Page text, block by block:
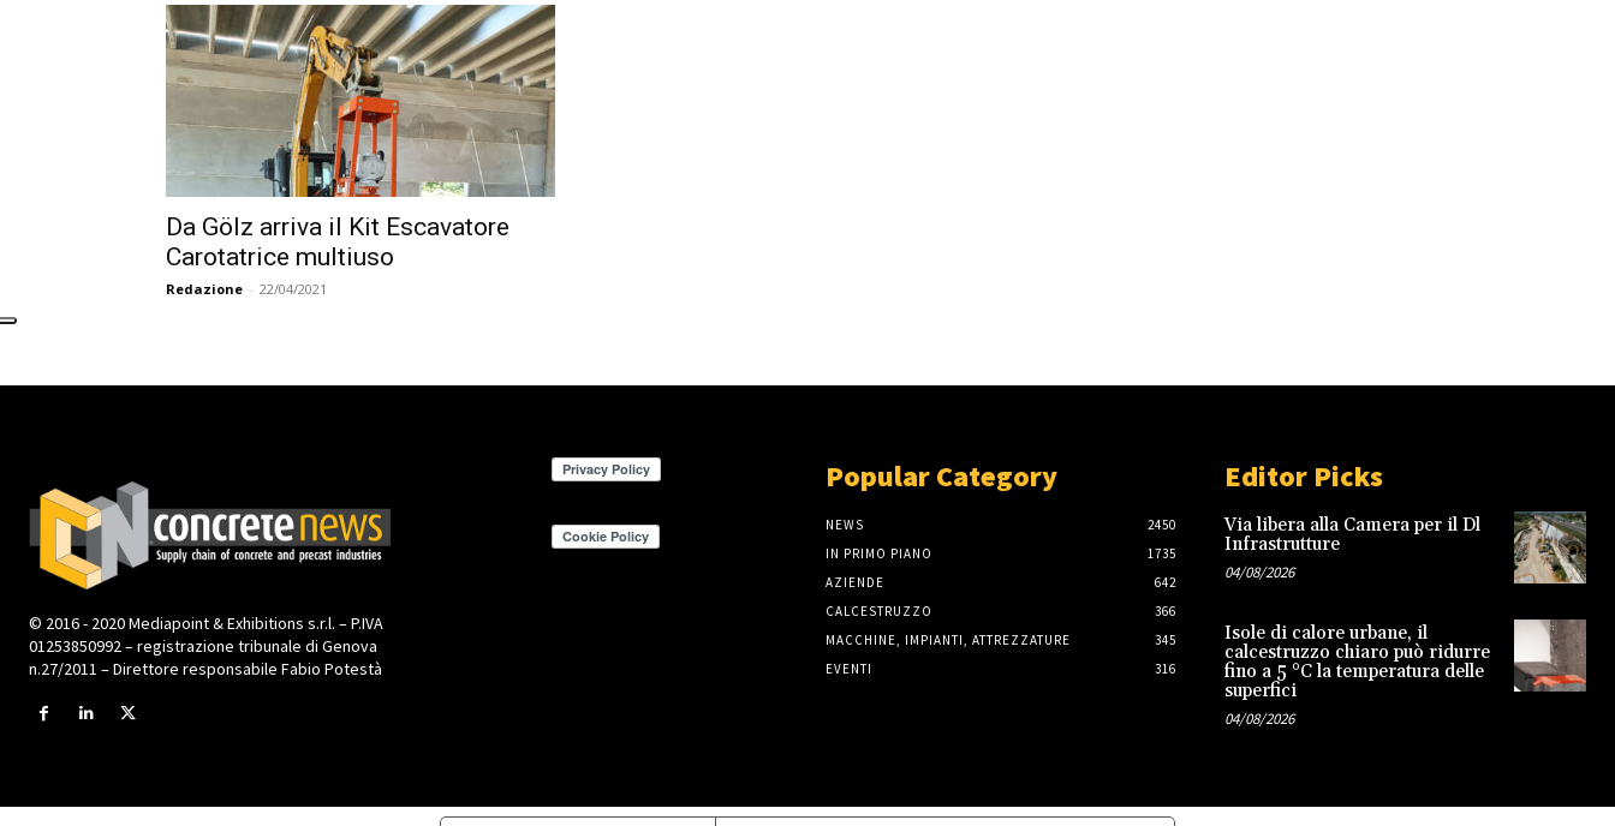
Da Gölz arriva il Kit Escavatore
Carotatrice multiuso
Redazione - 22/04/2021
© 2016 - 2020 Mediapoint & Exhibitions s.r.l. – P.IVA
01253850992 – registrazione tribunale di Genova
n.27/2011 – Direttore responsabile Fabio Potestà
Popular Category
NEWS
2450
IN PRIMO PIANO
1735
AZIENDE
642
CALCESTRUZZO
366
MACCHINE, IMPIANTI, ATTREZZATURE
345
EVENTI
316
Editor Picks
Via libera alla Camera per il Dl
Infrastrutture
04/08/2026
Isole di calore urbane, il
calcestruzzo chiaro può ridurre
fino a 5 °C la temperatura delle
superfici
04/08/2026